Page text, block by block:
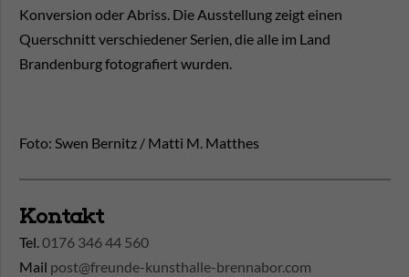
Konversion oder Abriss. Die Ausstellung zeigt einen
Querschnitt verschiedener Serien, die alle im Land
Brandenburg fotografiert wurden.
Foto: Swen Bernitz / Matti M. Matthes
Kontakt
Tel.0176 346 44 560
Mail post@freunde-kunsthalle-brennabor.com